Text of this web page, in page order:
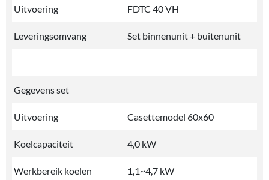
Uitvoering FDTC 40 VH
Leveringsomvang Set binnenunit + buitenunit
Gegevens set
Uitvoering Casettemodel 60x60
Koelcapaciteit 4,0 kW
Werkbereik koelen 1,1~4,7 kW